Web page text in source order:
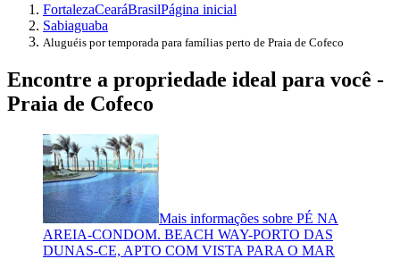
FortalezaCearáBrasilPágina inicial
Sabiaguaba
Aluguéis por temporada para famílias perto de Praia de Cofeco
Encontre a propriedade ideal para você -
Praia de Cofeco
Mais informações sobre PÉ NA
AREIA-CONDOM. BEACH WAY-PORTO DAS
DUNAS-CE, APTO COM VISTA PARA O MAR